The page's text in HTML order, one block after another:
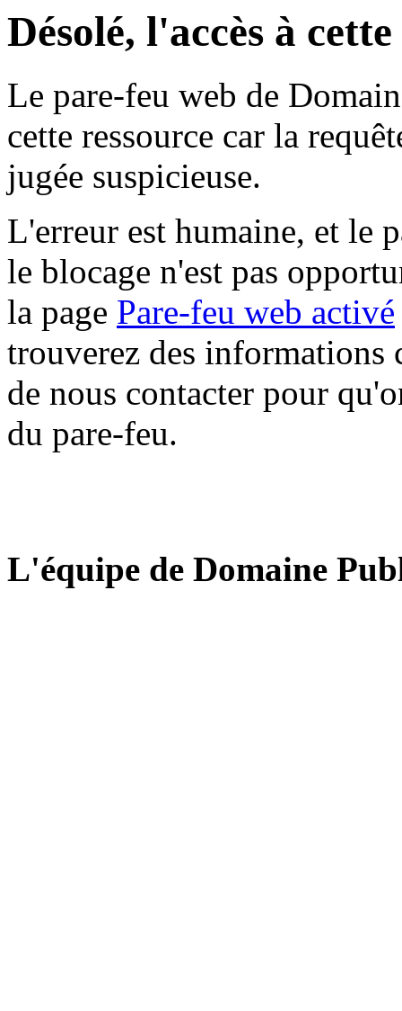
Désolé, l'accès à
Le pare-feu web de
cette ressource car la
jugée suspicieuse.
L'erreur est humaine, et le
le blocage n'est pas
la page Pare-feu web activé
trouverez des informations
de nous contacter pour
du pare-feu.
L'équipe de Domaine